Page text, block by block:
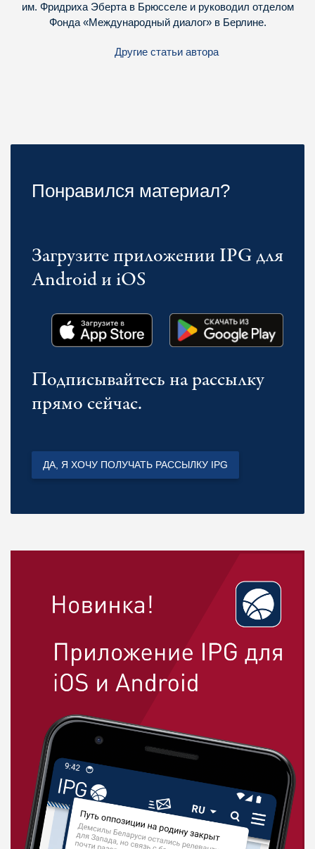
им. Фридриха Эберта в Брюсселе и руководил отделом
Фонда «Международный диалог» в Берлине.
Другие статьи автора
Понравился материал?
Загрузите приложении IPG для
Android и iOS
Подписывайтесь на рассылку
прямо сейчас.
ДА, Я ХОЧУ ПОЛУЧАТЬ РАССЫЛКУ IPG